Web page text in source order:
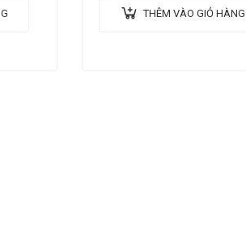
THÊM VÀO GIỎ HÀNG